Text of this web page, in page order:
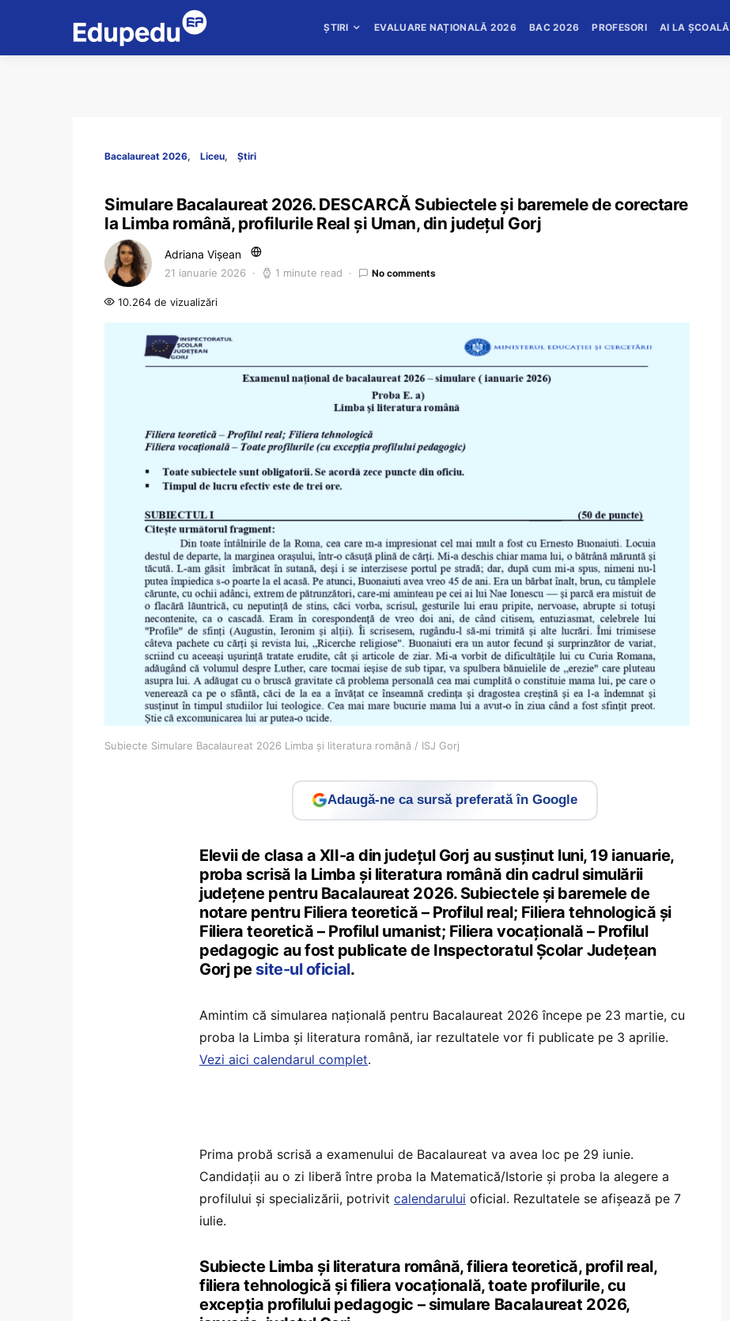
ȘTIRI EVALUARE NAȚIONALĂ 2026 BAC 2026 PROFESORI AI LA ȘCOALĂ
Bacalaureat 2026 Liceu Știri
Simulare Bacalaureat 2026. DESCARCĂ Subiectele și baremele de corectare
la Limba română, profilurile Real și Uman, din județul Gorj
Adriana Vișean
21 ianuarie 2026 1 minute read No comments
10.264 de vizualizări
Subiecte Simulare Bacalaureat 2026 Limba şi literatura română / ISJ Gorj
Adaugă-ne ca sursă preferată în Google
Elevii de clasa a XII-a din județul Gorj au susținut luni, 19 ianuarie,
proba scrisă la Limba și literatura română din cadrul simulării
județene pentru Bacalaureat 2026. Subiectele și baremele de
notare pentru Filiera teoretică – Profilul real; Filiera tehnologică și
Filiera teoretică – Profilul umanist; Filiera vocaţională – Profilul
pedagogic au fost publicate de Inspectoratul Școlar Județean
Gorj pe site-ul oficial.
Amintim că simularea națională pentru Bacalaureat 2026 începe pe 23 martie, cu
proba la Limba și literatura română, iar rezultatele vor fi publicate pe 3 aprilie.
Vezi aici calendarul complet.
Prima probă scrisă a examenului de Bacalaureat va avea loc pe 29 iunie.
Candidații au o zi liberă între proba la Matematică/Istorie și proba la alegere a
profilului și specializării, potrivit calendarului oficial. Rezultatele se afișează pe 7
iulie.
Subiecte Limba și literatura română, filiera teoretică, profil real,
filiera tehnologică și filiera vocațională, toate profilurile, cu
excepția profilului pedagogic – simulare Bacalaureat 2026,